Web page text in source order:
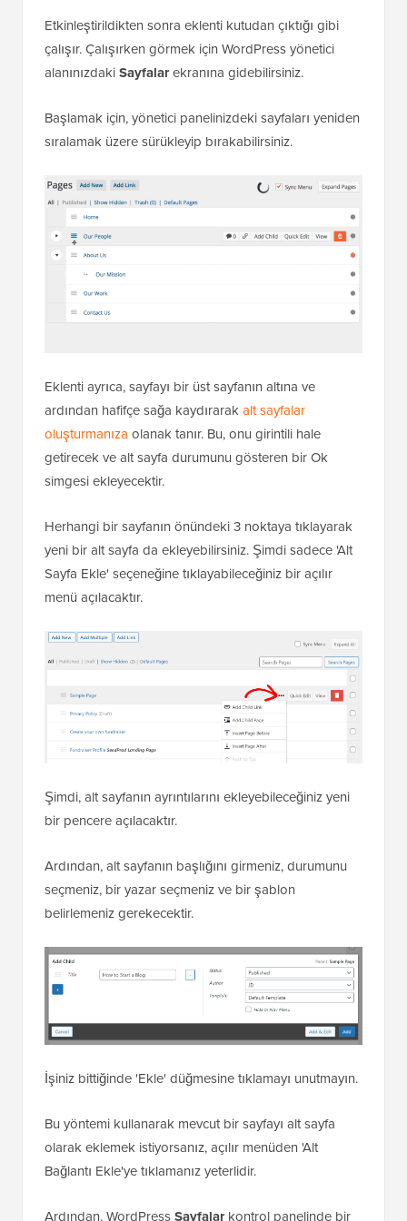
Etkinleştirildikten sonra eklenti kutudan çıktığı gibi
çalışır. Çalışırken görmek için WordPress yönetici
alanınızdakiSayfalarekranına gidebilirsiniz.
Başlamak için, yönetici panelinizdeki sayfaları yeniden
sıralamak üzere sürükleyip bırakabilirsiniz.
Eklenti ayrıca, sayfayı bir üst sayfanın altına ve
ardından hafifçe sağa kaydırarakalt sayfalar
oluşturmanıza olanak tanır. Bu, onu girintili hale
getirecek ve alt sayfa durumunu gösteren bir Ok
simgesi ekleyecektir.
Herhangi bir sayfanın önündeki 3 noktaya tıklayarak
yeni bir alt sayfa da ekleyebilirsiniz. Şimdi sadece 'Alt
Sayfa Ekle' seçeneğine tıklayabileceğiniz bir açılır
menü açılacaktır.
Şimdi, alt sayfanın ayrıntılarını ekleyebileceğiniz yeni
bir pencere açılacaktır.
Ardından, alt sayfanın başlığını girmeniz, durumunu
seçmeniz, bir yazar seçmeniz ve bir şablon
belirlemeniz gerekecektir.
İşiniz bittiğinde 'Ekle' düğmesine tıklamayı unutmayın.
Bu yöntemi kullanarak mevcut bir sayfayı alt sayfa
olarak eklemek istiyorsanız, açılır menüden 'Alt
Bağlantı Ekle'ye tıklamanız yeterlidir.
Ardından, WordPressSayfalarkontrol panelinde bir